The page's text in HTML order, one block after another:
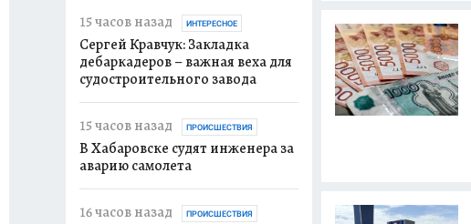
15 часов назад ИНТЕРЕСНОЕ
Сергей Кравчук: Закладка
дебаркадеров – важная веха для
судостроительного завода
15 часов назад ПРОИСШЕСТВИЯ
В Хабаровске судят инженера за
аварию самолета
16 часов назад ПРОИСШЕСТВИЯ